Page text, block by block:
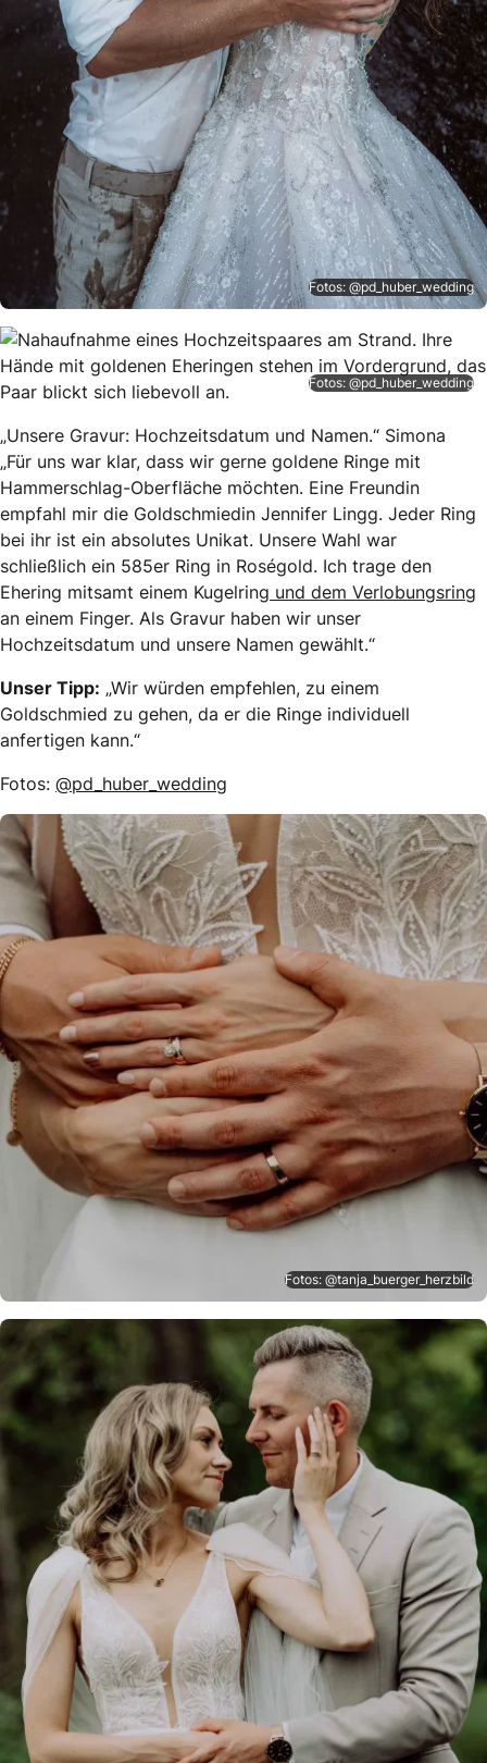
Fotos: @pd_huber_wedding
Fotos: @pd_huber_wedding
„Unsere Gravur: Hochzeitsdatum und Namen.“ Simona
„Für uns war klar, dass wir gerne goldene Ringe mit
Hammerschlag-Oberfläche möchten. Eine Freundin
empfahl mir die Goldschmiedin Jennifer Lingg. Jeder Ring
bei ihr ist ein absolutes Unikat. Unsere Wahl war
schließlich ein 585er Ring in Roségold. Ich trage den
Ehering mitsamt einem Kugelring und dem Verlobungsring
an einem Finger. Als Gravur haben wir unser
Hochzeitsdatum und unsere Namen gewählt.“
Unser Tipp: „Wir würden empfehlen, zu einem
Goldschmied zu gehen, da er die Ringe individuell
anfertigen kann.“
Fotos: @pd_huber_wedding
Fotos: @tanja_buerger_herzbild